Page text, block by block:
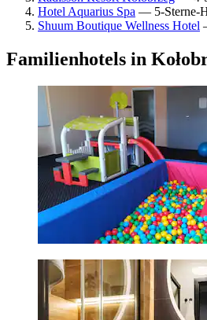
Hotel Aquarius Spa — 5-Sterne-
Shuum Boutique Wellness Hotel
Familienhotels in